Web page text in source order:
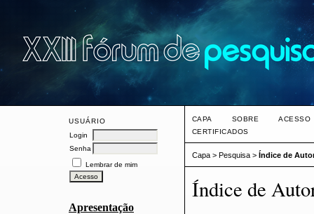
USUÁRIO
Login
Senha
Lembrar de mim
Apresentação
CAPA SOBRE
ACESSO
CERTIFICADOS
Capa> Pesquisa> Índice de
Índice de